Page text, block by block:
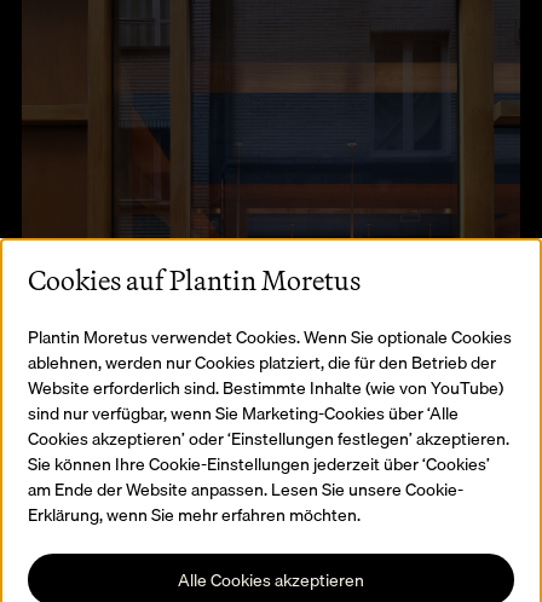
©
Cookies auf Plantin Moretus
Plantin Moretus verwendet Cookies. Wenn Sie optionale Cookies
ablehnen, werden nur Cookies platziert, die für den Betrieb der
Website erforderlich sind. Bestimmte Inhalte (wie von YouTube)
sind nur verfügbar, wenn Sie Marketing-Cookies über ‘Alle
Cookies akzeptieren’ oder ‘Einstellungen festlegen’ akzeptieren.
Sie können Ihre Cookie-Einstellungen jederzeit über ‘Cookies’
am Ende der Website anpassen. Lesen Sie unsere Cookie-
Erklärung, wenn Sie mehr erfahren möchten.
Alle Cookies akzeptieren